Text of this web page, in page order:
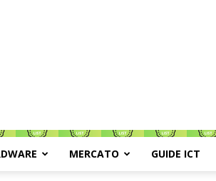
MERCATO GUIDE ICT